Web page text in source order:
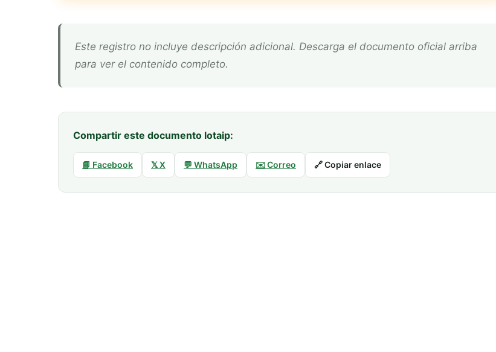
Este registro no incluye descripción adicional. Descarga el documento oficial arriba
para ver el contenido completo.
Compartir este documento lotaip:
📘 Facebook 𝕏 X 💬 WhatsApp ✉️ Correo 🔗 Copiar enlace